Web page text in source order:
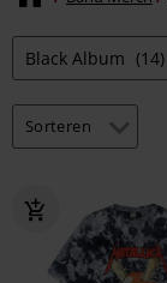
Black Album (14)